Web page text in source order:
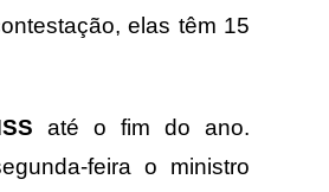
elas têm 15
até o fim do ano.
feira o ministro